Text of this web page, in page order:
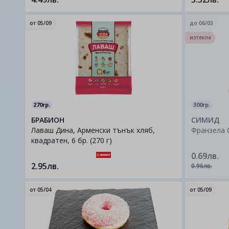
270гр.
БРАБИОН
Лаваш Дина, Арменски тънък хляб,
квадратен, 6 бр. (270 г)
2.95лв.
от 05/09
300гр.
СИМИД
Франзела
0.69лв.
0.96лв.
до 06/03
изтекла
от 05/04 от 05/09